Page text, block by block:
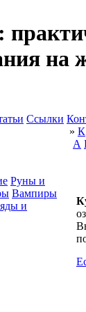
на
Ссылки
Руны и
Вампиры
и
» К
А